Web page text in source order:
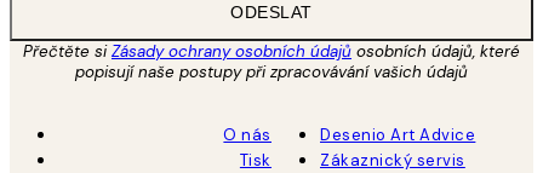
ODESLAT
Přečtěte siZásady ochrany osobních údajů osobních údajů, které
popisují naše postupy při zpracovávání vašich údajů
O nás
Tisk
Desenio Art Advice
Zákaznický servis